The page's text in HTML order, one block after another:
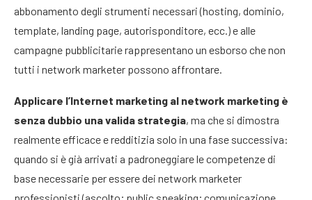
abbonamento degli strumenti necessari (hosting, dominio,
template, landing page, autorisponditore, ecc.) e alle
campagne pubblicitarie rappresentano un esborso che non
tutti i network marketer possono affrontare.
Applicare l’Internet marketing al network marketing è
senza dubbio una valida strategia, ma che si dimostra
realmente efficace e redditizia solo in una fase successiva:
quando si è già arrivati a padroneggiare le competenze di
base necessarie per essere dei network marketer